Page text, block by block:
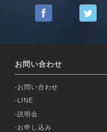
お問い合わせ
お問い合わせ
LINE
説明会
お申し込み